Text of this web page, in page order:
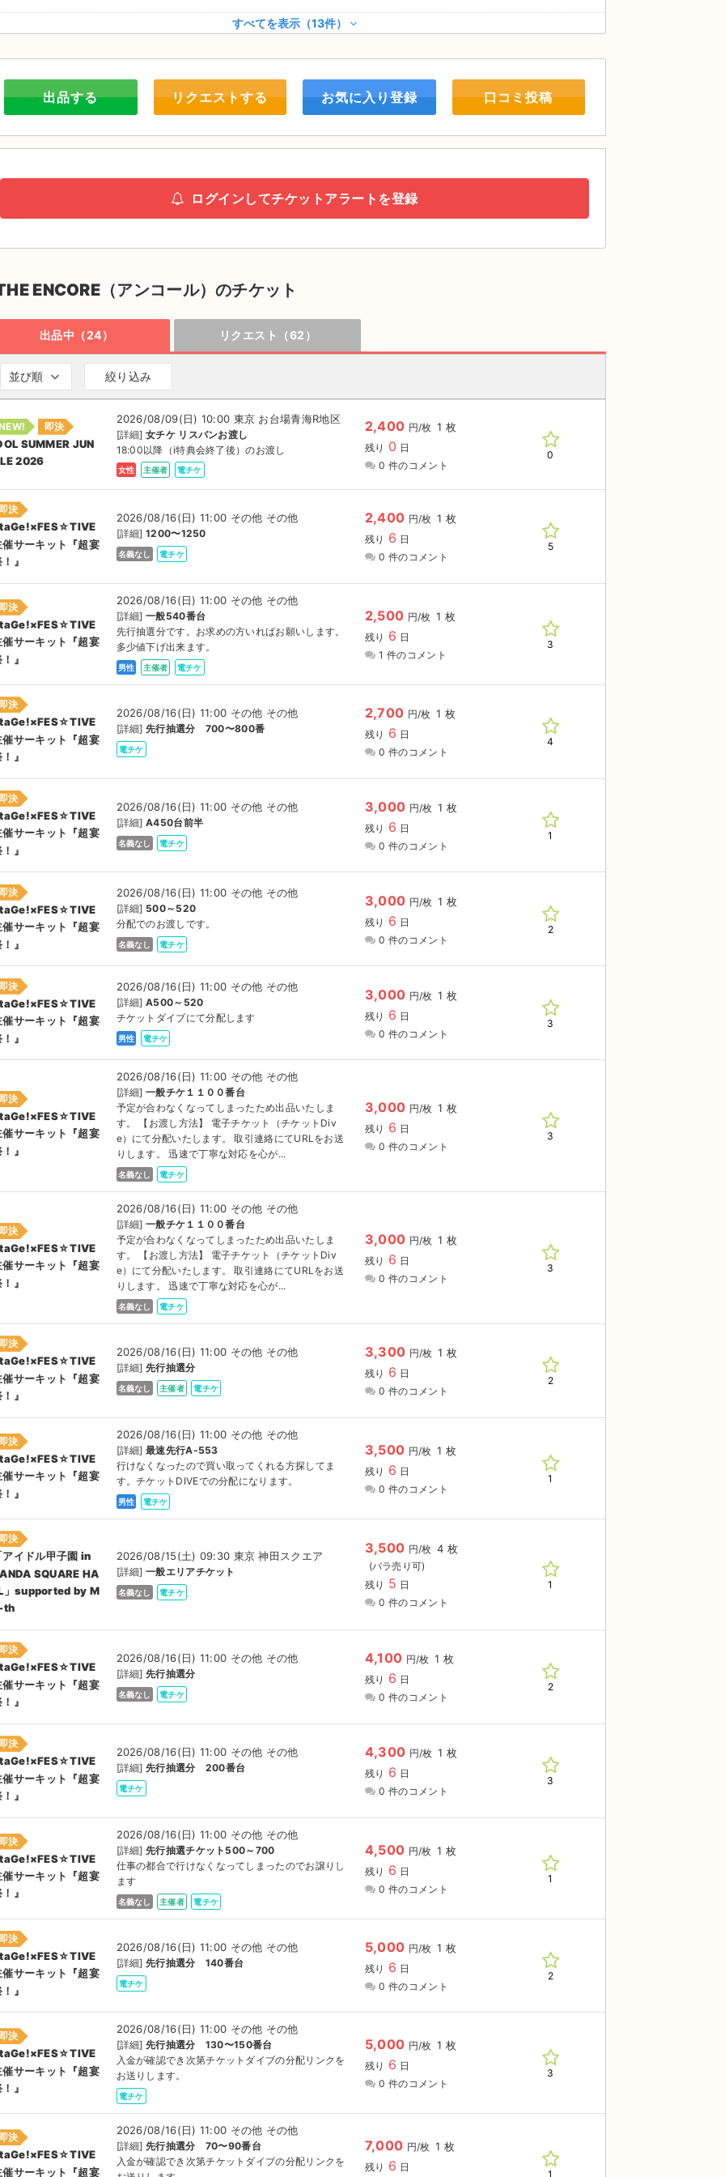
すべてを表示（13件）
出品する リクエストする お気に入り登録 口コミ投稿
ログインしてチケットアラートを登録
ENCORE（アンコール）のチケット
出品中（24） リクエスト（62）
並び順 絞り込み
即決
SUMMER JUN
2026
2026/08/09(日) 10:00 東京 お台場青海R地区
[詳細]女チケ リスバンお渡し
18:00以降（i特典会終了後）のお渡し
女性 主催者 電チケ
2,400 円/枚 1 枚
残り 0 日
0 件のコメント
0
決
催サーキット『超宴
』
2026/08/16(日) 11:00 その他 その他
[詳細]1200〜1250
名義なし 電チケ
2,400 円/枚 1 枚
残り 6 日
0 件のコメント
5
即決
催サーキット『超宴
』
2026/08/16(日) 11:00 その他 その他
[詳細]一般540番台
先行抽選分です。お求めの方いればお願いします。
多少値下げ出来ます。
男性 主催者 電チケ
2,500 円/枚 1 枚
残り 6 日
1 件のコメント
3
決
催サーキット『超宴
』
2026/08/16(日) 11:00 その他 その他
[詳細]先行抽選分 700〜800番
電チケ
2,700 円/枚 1 枚
残り 6 日
0 件のコメント
4
決
催サーキット『超宴
』
2026/08/16(日) 11:00 その他 その他
[詳細]A450台前半
名義なし 電チケ
3,000 円/枚 1 枚
残り 6 日
0 件のコメント
1
即決
催サーキット『超宴
』
2026/08/16(日) 11:00 その他 その他
[詳細] 500～520
分配でのお渡しです。
名義なし 電チケ
3,000 円/枚 1 枚
残り 6 日
0 件のコメント
2
決
催サーキット『超宴
』
2026/08/16(日) 11:00 その他 その他
[詳細]A500～520
チケットダイブにて分配します
男性 電チケ
3,000 円/枚 1 枚
残り 6 日
0 件のコメント
3
決
催サーキット『超宴
』
2026/08/16(日) 11:00 その他 その他
[詳細]一般チケ１１００番台
予定が合わなくなってしまったため出品いたしま
す。 【お渡し方法】 電子チケット（チケットDiv
e）にて分配いたします。 取引連絡にてURLをお送
りします。 迅速で丁寧な対応を心が...
名義なし 電チケ
3,000 円/枚 1 枚
残り 6 日
0 件のコメント
3
即決
催サーキット『超宴
』
2026/08/16(日) 11:00 その他 その他
[詳細]一般チケ１１００番台
予定が合わなくなってしまったため出品いたしま
す。 【お渡し方法】 電子チケット（チケットDiv
e）にて分配いたします。 取引連絡にてURLをお送
りします。 迅速で丁寧な対応を心が...
名義なし 電チケ
3,000 円/枚 1 枚
残り 6 日
0 件のコメント
3
決
催サーキット『超宴
』
2026/08/16(日) 11:00 その他 その他
[詳細]先行抽選分
名義なし 主催者 電チケ
3,300 円/枚 1 枚
残り 6 日
0 件のコメント
2
決
催サーキット『超宴
』
2026/08/16(日) 11:00 その他 その他
[詳細]最速先行A-553
行けなくなったので買い取ってくれる方探してま
す。チケットDIVEでの分配になります。
男性 電チケ
3,500 円/枚 1 枚
残り 6 日
0 件のコメント
1
決
アイドル甲子園 in
SQUARE HA
」supported by M
th
2026/08/15(土) 09:30 東京 神田スクエア
[詳細]一般エリアチケット
名義なし 電チケ
3,500 円/枚 4 枚
残り 5 日
0 件のコメント
1
決
催サーキット『超宴
』
2026/08/16(日) 11:00 その他 その他
[詳細]先行抽選分
名義なし 電チケ
4,100 円/枚 1 枚
残り 6 日
0 件のコメント
2
決
催サーキット『超宴
』
2026/08/16(日) 11:00 その他 その他
[詳細]先行抽選分 200番台
電チケ
4,300 円/枚 1 枚
残り 6 日
0 件のコメント
3
決
催サーキット『超宴
』
2026/08/16(日) 11:00 その他 その他
[詳細]先行抽選チケット500～700
仕事の都合で行けなくなってしまったのでお譲りし
ます
名義なし 主催者 電チケ
4,500 円/枚 1 枚
残り 6 日
0 件のコメント
1
即決
催サーキット『超宴
』
2026/08/16(日) 11:00 その他 その他
[詳細]先行抽選分 140番台
電チケ
5,000 円/枚 1 枚
残り 6 日
0 件のコメント
2
決
催サーキット『超宴
』
2026/08/16(日) 11:00 その他 その他
[詳細]先行抽選分 130〜150番台
入金が確認でき次第チケットダイブの分配リンクを
お送りします。
電チケ
5,000 円/枚 1 枚
残り 6 日
0 件のコメント
3
決
催サーキット『超宴
2026/08/16(日) 11:00 その他 その他
[詳細]先行抽選分 70〜90番台
入金が確認でき次第チケットダイブの分配リンクを
7,000 円/枚 1 枚
残り 6 日
1